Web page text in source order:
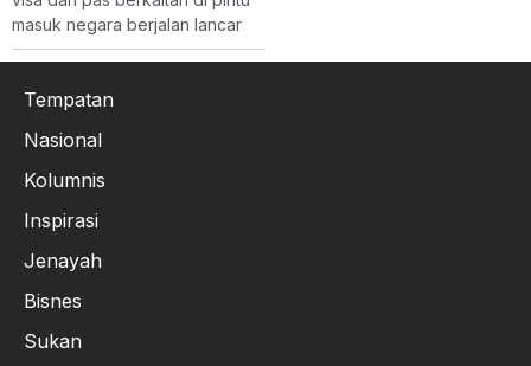
masuk negara berjalan lancar
Tempatan
Nasional
Kolumnis
Inspirasi
Jenayah
Bisnes
Sukan